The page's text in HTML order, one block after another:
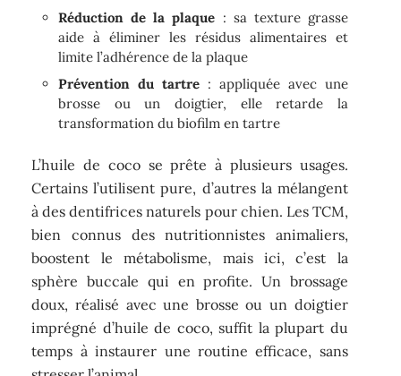
Réduction de la plaque : sa texture grasse
aide à éliminer les résidus alimentaires et
limite l’adhérence de la plaque
Prévention du tartre : appliquée avec une
brosse ou un doigtier, elle retarde la
transformation du biofilm en tartre
L’huile de coco se prête à plusieurs usages.
Certains l’utilisent pure, d’autres la mélangent
à des dentifrices naturels pour chien. Les TCM,
bien connus des nutritionnistes animaliers,
boostent le métabolisme, mais ici, c’est la
sphère buccale qui en profite. Un brossage
doux, réalisé avec une brosse ou un doigtier
imprégné d’huile de coco, suffit la plupart du
temps à instaurer une routine efficace, sans